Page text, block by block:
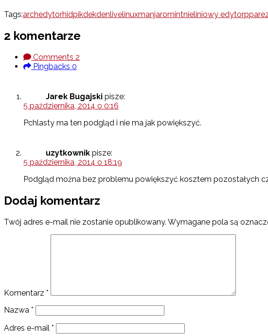
Tags:archedytorhidpikdekdenlivelinuxmanjaromintnieliniowy edytorppa
2 komentarze
Comments 2
Pingbacks 0
Jarek Bugajski pisze:
5 października, 2014 o 0:16
Pchlasty ma ten podgląd i nie ma jak powiększyć.
uzytkownik pisze:
5 października, 2014 o 18:19
Podgląd można bez problemu powiększyć kosztem pozostałych
Dodaj komentarz
Twój adres e-mail nie zostanie opublikowany. Wymagane pola są
Komentarz *
Nazwa *
Adres e-mail *